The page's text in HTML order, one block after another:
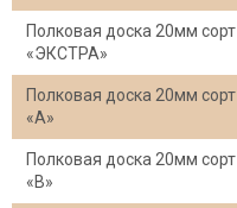
Полковая доска 20мм сорт
«ЭКСТРА»
Полковая доска 20мм сорт
«А»
Полковая доска 20мм сорт
«В»